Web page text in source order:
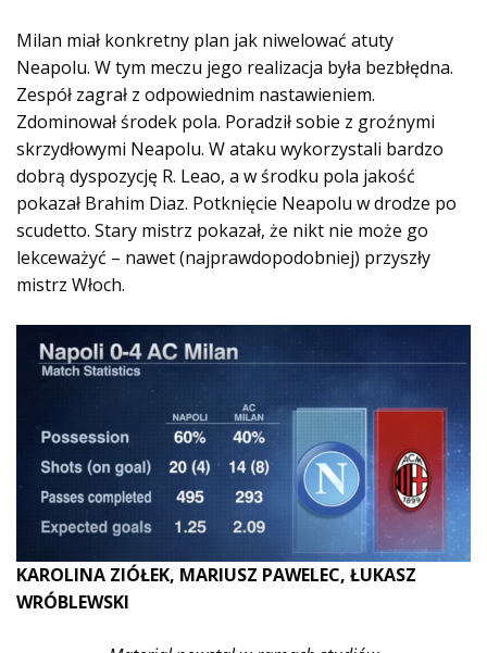
Milan miał konkretny plan jak niwelować atuty
Neapolu. W tym meczu jego realizacja była bezbłędna.
Zespół zagrał z odpowiednim nastawieniem.
Zdominował środek pola. Poradził sobie z groźnymi
skrzydłowymi Neapolu. W ataku wykorzystali bardzo
dobrą dyspozycję R. Leao, a w środku pola jakość
pokazał Brahim Diaz. Potknięcie Neapolu w drodze po
scudetto. Stary mistrz pokazał, że nikt nie może go
lekceważyć – nawet (najprawdopodobniej) przyszły
mistrz Włoch.
KAROLINA ZIÓŁEK, MARIUSZ PAWELEC, ŁUKASZ
WRÓBLEWSKI